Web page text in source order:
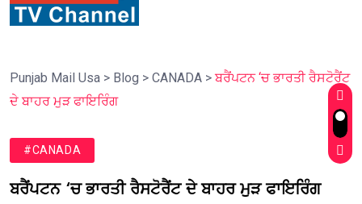
Punjab Mail Usa > Blog > CANADA >ਬਰੈਂਪਟਨ ‘ਚ ਭਾਰਤੀ ਰੈਸਟੋਰੈਂਟ
ਦੇ ਬਾਹਰ ਮੁੜ ਫਾਇਰਿੰਗ
#CANADA
ਬਰੈਂਪਟਨ ‘ਚ ਭਾਰਤੀ ਰੈਸਟੋਰੈਂਟ ਦੇ ਬਾਹਰ ਮੁੜ ਫਾਇਰਿੰਗ